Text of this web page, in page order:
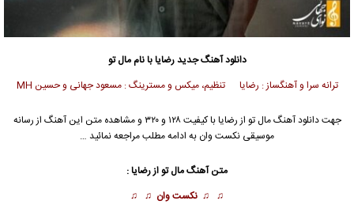
دانلود آهنگ جدیدرضایابا نام مال تو
ترانه سرا و آهنگساز : رضایا تنظیم، میکس و مسترینگ : مسعود جهانی و حسین MH
جهت دانلود آهنگ مال تو از رضایا
با کیفیت ۱۲۸ و ۳۲۰ و مشاهده متن این آهنگ از رسانه
موسیقی نکست وان به ادامه مطلب مراجعه نمائید …
متن آهنگ مال تو ازرضایا:
♫ ♫ نکست وان ♫ ♫